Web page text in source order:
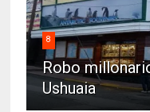
8
Robo
Ushuaia